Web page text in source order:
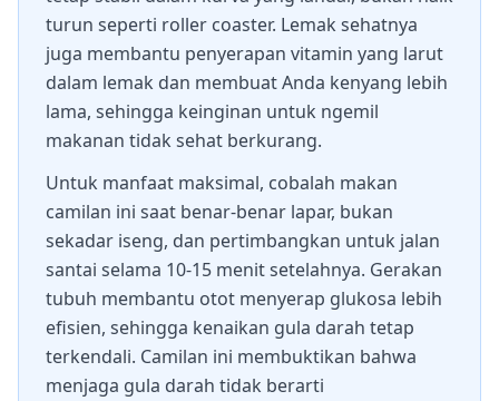
turun seperti roller coaster. Lemak sehatnya
juga membantu penyerapan vitamin yang larut
dalam lemak dan membuat Anda kenyang lebih
lama, sehingga keinginan untuk ngemil
makanan tidak sehat berkurang.
Untuk manfaat maksimal, cobalah makan
camilan ini saat benar-benar lapar, bukan
sekadar iseng, dan pertimbangkan untuk jalan
santai selama 10-15 menit setelahnya. Gerakan
tubuh membantu otot menyerap glukosa lebih
efisien, sehingga kenaikan gula darah tetap
terkendali. Camilan ini membuktikan bahwa
menjaga gula darah tidak berarti